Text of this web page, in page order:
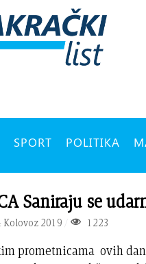
SPORT POLITIKA
Saniraju se
Kolovoz 2019 1223
prometnicama ovih